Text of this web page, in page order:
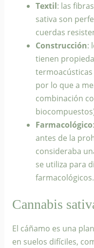
Textil: las
sativa son
cuerdas
Construcción:
tienen
por lo que a
combinación
Farmacológico
antes de la
consideraba
se utiliza para
farmacológicos.
Cannabis
El cáñamo es una
en suelos difíciles,